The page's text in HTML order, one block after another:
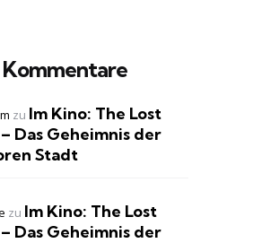
zu Im Kino: The Lost
Das Geheimnis der
Stadt
zu Im Kino: The Lost
Das Geheimnis der